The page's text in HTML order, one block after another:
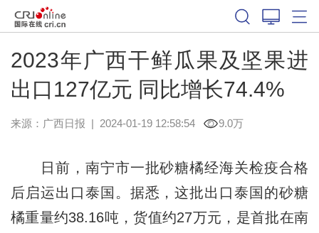
2023年广西干鲜瓜果及坚果进
出口127亿元 同比增长74.4%
来源： 广西日报 | 2024-01-19 12:58:54 9.0万
日前，南宁市一批砂糖橘经海关检疫合格
后启运出口泰国。据悉，这批出口泰国的砂糖
橘重量约38.16吨，货值约27万元，是首批在南